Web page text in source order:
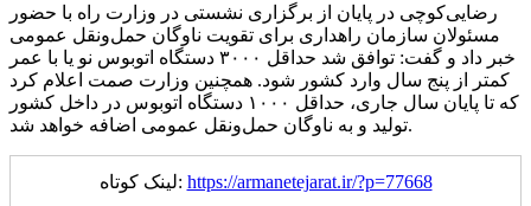
رضایی‌کوچی در پایان از برگزاری نشستی در وزارت راه با حضور
مسئولان سازمان راهداری برای تقویت ناوگان حمل‌ونقل عمومی
خبر داد و گفت: توافق شد حداقل ۳۰۰۰ دستگاه اتوبوس نو یا با عمر
کمتر از پنج سال وارد کشور شود. همچنین وزارت صمت اعلام کرد
که تا پایان سال جاری، حداقل ۱۰۰۰ دستگاه اتوبوس در داخل کشور
تولید و به ناوگان حمل‌ونقل عمومی اضافه خواهد شد.
لینک کوتاه: https://armanetejarat.ir/?p=77668